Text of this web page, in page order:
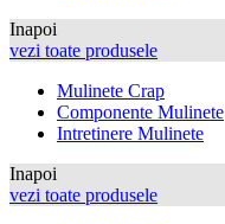
Inapoi
vezi toate produsele
Mulinete Crap
Componente Mulinete
Intretinere Mulinete
Inapoi
vezi toate produsele